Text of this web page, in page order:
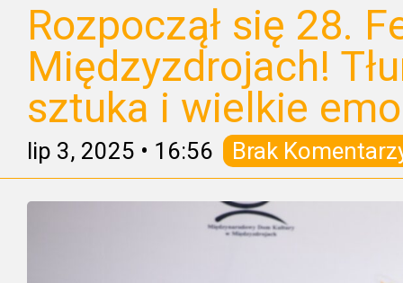
Rozpoczął się 28.
Międzyzdrojach!
sztuka i wielkie
lip 3, 2025 • 16:56 Brak